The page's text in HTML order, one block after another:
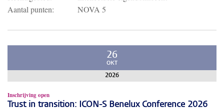
Aantal punten:
NOVA 5
26
OKT
2026
Inschrijving open
Trust in transition: ICON-S Benelux Conference 2026